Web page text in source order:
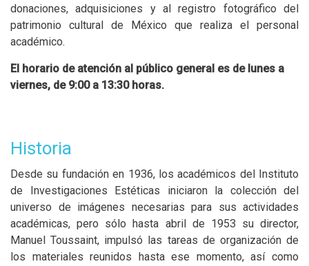
donaciones, adquisiciones y al registro fotográfico del
patrimonio cultural de México que realiza el personal
académico.
El horario de atención al público general es de lunes a
viernes, de 9:00 a 13:30 horas.
Historia
Desde su fundación en 1936, los académicos del Instituto
de Investigaciones Estéticas iniciaron la colección del
universo de imágenes necesarias para sus actividades
académicas, pero sólo hasta abril de 1953 su director,
Manuel Toussaint, impulsó las tareas de organización de
los materiales reunidos hasta ese momento, así como